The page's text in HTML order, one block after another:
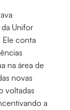
da Unifor
conta
na área de
novas
voltadas
a